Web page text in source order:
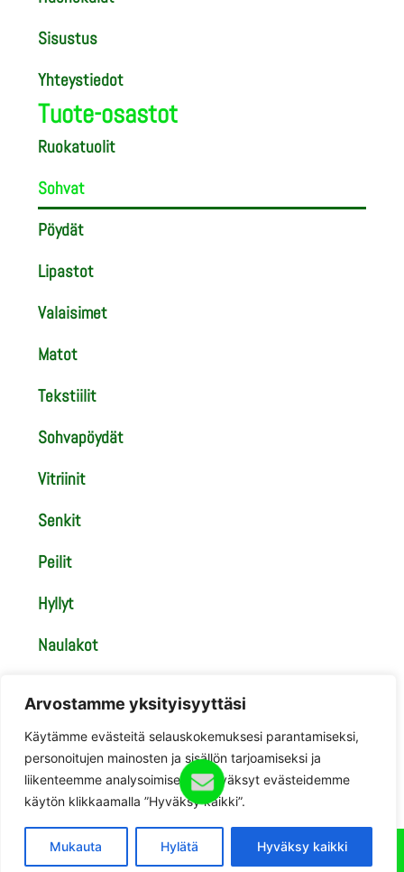
Arvostamme yksityisyyttäsi
Käytämme evästeitä selauskokemuksesi parantamiseksi,
personoitujen mainosten ja sisällön tarjoamiseksi ja
liikenteemme analysoimiseksi. Hyväksyt evästeidemme
käytön klikkaamalla ”Hyväksy kaikki”.
Mukauta Hylätä Hyväksy kaikki
Sisustus
Yhteystiedot
Tuote-osastot
Ruokatuolit
Sohvat
Pöydät
Lipastot
Valaisimet
Matot
Tekstiilit
Sohvapöydät
Vitriinit
Senkit
Peilit
Hyllyt
Naulakot
Tuolit
Matot
Kotisivut yritykselletuottaa ja ylläpitääDigiSilta Oy